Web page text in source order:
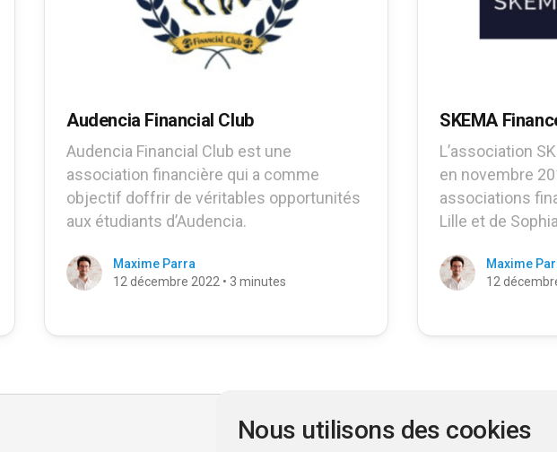
Nous utilisons des cookies
Audencia Financial Club
Audencia Financial Club est une
association financière qui a comme
objectif doffrir de véritables opportunités
aux étudiants d’Audencia.
Maxime Parra
12 décembre 2022 • 3 minutes
SKEMA
L’association
en novembre
associations
Lille et de
Maxime
12